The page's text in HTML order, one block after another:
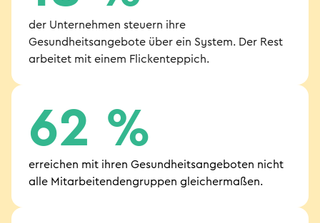
der Unternehmen steuern ihre
Gesundheitsangebote über ein System. Der Rest
arbeitet mit einem Flickenteppich.
62 %
erreichen mit ihren Gesundheitsangeboten nicht
alle Mitarbeitendengruppen gleichermaßen.